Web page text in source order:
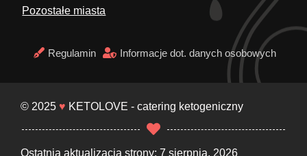
Pozostałe miasta
Regulamin Informacje dot. danych osobowych
© 2025♥ KETOLOVE - catering ketogeniczny
Ostatnia aktualizacja strony: 7 sierpnia, 2026